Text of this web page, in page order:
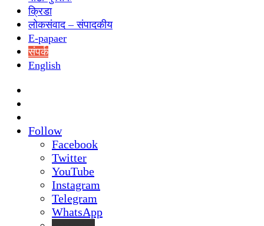
क्रिडा
लोकसंवाद – संपादकीय
E-papaer
संपर्क
English
Follow
Facebook
Twitter
YouTube
Instagram
Telegram
WhatsApp